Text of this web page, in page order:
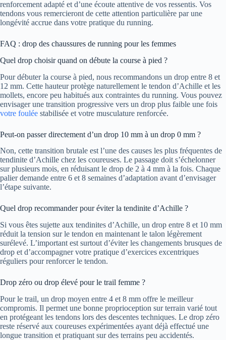
renforcement adapté et d’une écoute attentive de vos ressentis. Vos
tendons vous remercieront de cette attention particulière par une
longévité accrue dans votre pratique du running.
FAQ : drop des chaussures de running pour les femmes
Quel drop choisir quand on débute la course à pied ?
Pour débuter la course à pied, nous recommandons un drop entre 8 et
12 mm. Cette hauteur protège naturellement le tendon d’Achille et les
mollets, encore peu habitués aux contraintes du running. Vous pouvez
envisager une transition progressive vers un drop plus faible une fois
votre foulée stabilisée et votre musculature renforcée.
Peut-on passer directement d’un drop 10 mm à un drop 0 mm ?
Non, cette transition brutale est l’une des causes les plus fréquentes de
tendinite d’Achille chez les coureuses. Le passage doit s’échelonner
sur plusieurs mois, en réduisant le drop de 2 à 4 mm à la fois. Chaque
palier demande entre 6 et 8 semaines d’adaptation avant d’envisager
l’étape suivante.
Quel drop recommander pour éviter la tendinite d’Achille ?
Si vous êtes sujette aux tendinites d’Achille, un drop entre 8 et 10 mm
réduit la tension sur le tendon en maintenant le talon légèrement
surélevé. L’important est surtout d’éviter les changements brusques de
drop et d’accompagner votre pratique d’exercices excentriques
réguliers pour renforcer le tendon.
Drop zéro ou drop élevé pour le trail femme ?
Pour le trail, un drop moyen entre 4 et 8 mm offre le meilleur
compromis. Il permet une bonne proprioception sur terrain varié tout
en protégeant les tendons lors des descentes techniques. Le drop zéro
reste réservé aux coureuses expérimentées ayant déjà effectué une
longue transition et pratiquant sur des terrains peu accidentés.